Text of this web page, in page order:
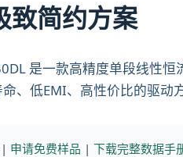
致简约方案
是一款高精度单段线性
、低EMI、高性价比的驱
| 申请免费样品 | 下载完整数据手